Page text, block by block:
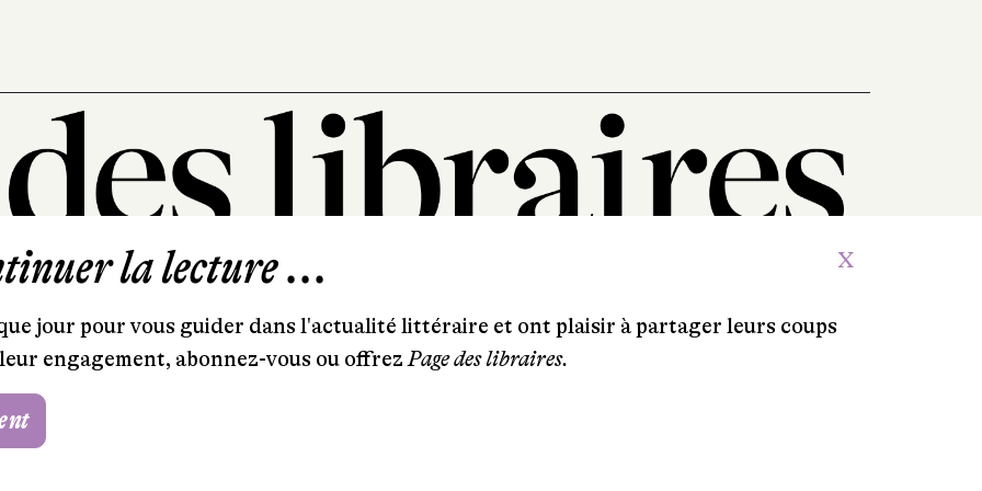
101, rue Saint-Lazare
T. 01 44 41 97 20
la lecture ... X
jour pour vous guider dans l'actualité littéraire et ont plaisir à partager leurs coups
engagement, abonnez-vous ou offrezPage des libraires.